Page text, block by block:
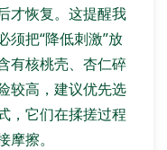
才恢复。这提醒我
须把“降低刺激”放
有核桃壳、杏仁碎
较高，建议优先选
，它们在揉搓过程
擦。